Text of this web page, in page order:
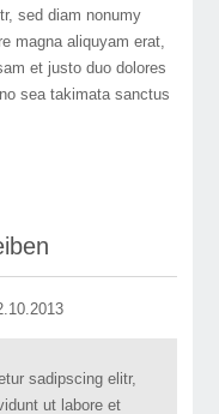
sed diam nonumy
magna aliquyam erat,
et justo duo dolores
sea takimata sanctus
sadipscing elitr,
ut labore et